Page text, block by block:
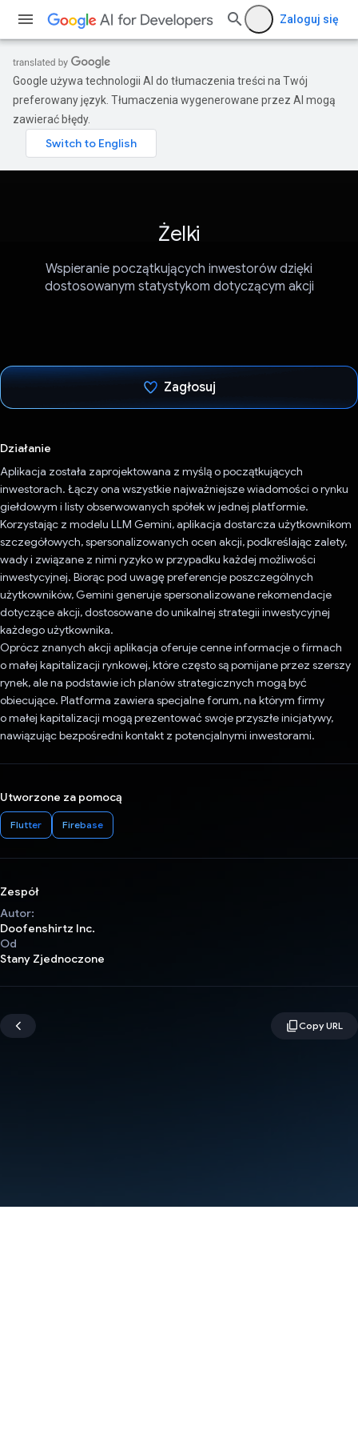
Zaloguj się
Google używa technologii AI do tłumaczenia treści na Twój
preferowany język. Tłumaczenia wygenerowane przez AI mogą
zawierać błędy.
Żelki
Wspieranie początkujących inwestorów dzięki
dostosowanym statystykom dotyczącym akcji
Zagłosuj
Działanie
Aplikacja została zaprojektowana z myślą o początkujących
inwestorach. Łączy ona wszystkie najważniejsze wiadomości o rynku
giełdowym i listy obserwowanych spółek w jednej platformie.
Korzystając z modelu LLM Gemini, aplikacja dostarcza użytkownikom
szczegółowych, spersonalizowanych ocen akcji, podkreślając zalety,
wady i związane z nimi ryzyko w przypadku każdej możliwości
inwestycyjnej. Biorąc pod uwagę preferencje poszczególnych
użytkowników, Gemini generuje spersonalizowane rekomendacje
dotyczące akcji, dostosowane do unikalnej strategii inwestycyjnej
każdego użytkownika.
Oprócz znanych akcji aplikacja oferuje cenne informacje o firmach
o małej kapitalizacji rynkowej, które często są pomijane przez szerszy
rynek, ale na podstawie ich planów strategicznych mogą być
obiecujące. Platforma zawiera specjalne forum, na którym firmy
o małej kapitalizacji mogą prezentować swoje przyszłe inicjatywy,
nawiązując bezpośredni kontakt z potencjalnymi inwestorami.
Utworzone za pomocą
Flutter Firebase
Zespół
Autor:
Doofenshirtz Inc.
Od
Stany Zjednoczone